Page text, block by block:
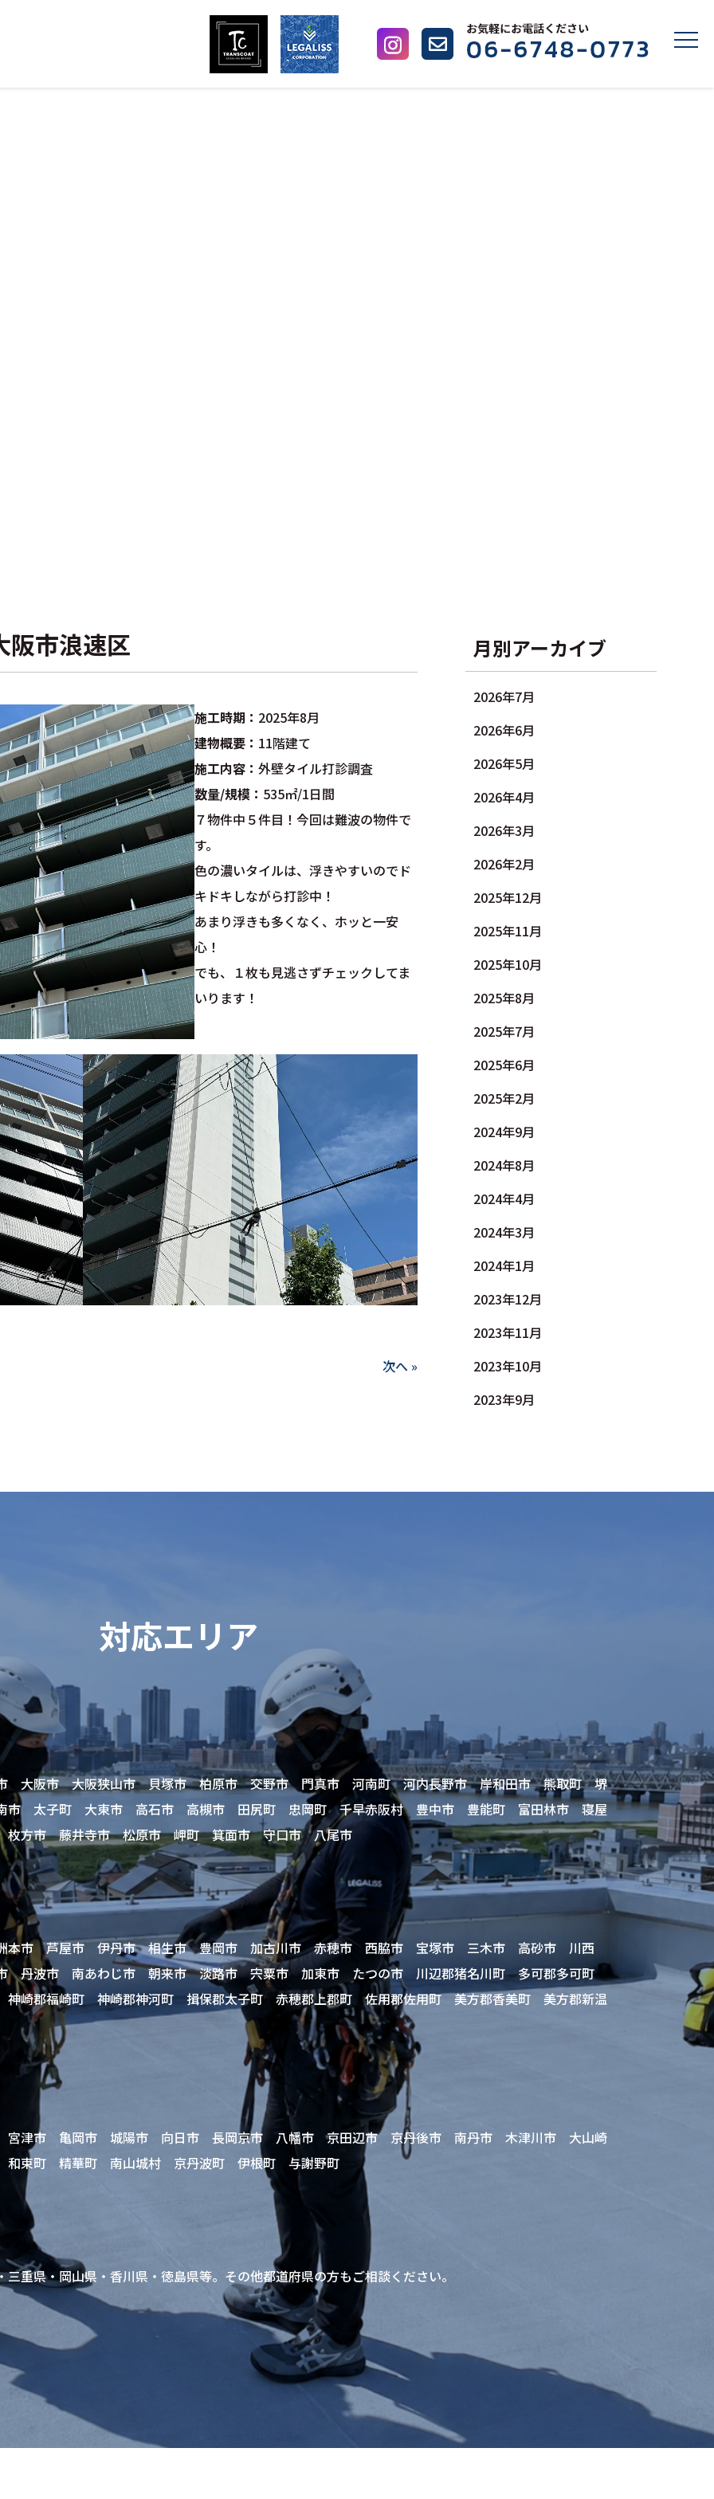
市浪速区
施工時期： 2025年8月
建物概要： 11階建て
施工内容： 外壁タイル打診調査
数量/規模： 535㎡/1日間
７物件中５件目！今回は難波の物件で
す。
色の濃いタイルは、浮きやすいのでド
キドキしながら打診中！
あまり浮きも多くなく、ホッと一安
心！
でも、１枚も見逃さずチェックしてま
いります！
次へ »
月別アーカイブ
2026年7月
2026年6月
2026年5月
2026年4月
2026年3月
2026年2月
2025年12月
2025年11月
2025年10月
2025年8月
2025年7月
2025年6月
2025年2月
2024年9月
2024年8月
2024年4月
2024年3月
2024年1月
2023年12月
2023年11月
2023年10月
2023年9月
対応エリア
大阪市 大阪狭山市 貝塚市 柏原市 交野市 門真市 河南町 河内長野市 岸和田市 熊取町 堺
太子町 大東市 高石市 高槻市 田尻町 忠岡町 千早赤阪村 豊中市 豊能町 富田林市 寝屋
方市 藤井寺市 松原市 岬町 箕面市 守口市 八尾市
市 芦屋市 伊丹市 相生市 豊岡市 加古川市 赤穂市 西脇市 宝塚市 三木市 高砂市 川西
波市 南あわじ市 朝来市 淡路市 宍粟市 加東市 たつの市 川辺郡猪名川町 多可郡多可町
崎郡福崎町 神崎郡神河町 揖保郡太子町 赤穂郡上郡町 佐用郡佐用町 美方郡香美町 美方郡新温
津市 亀岡市 城陽市 向日市 長岡京市 八幡市 京田辺市 京丹後市 南丹市 木津川市 大山崎
束町 精華町 南山城村 京丹波町 伊根町 与謝野町
重県・岡山県・香川県・徳島県等。その他都道府県の方もご相談ください。